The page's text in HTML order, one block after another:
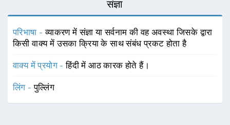
संज्ञा
परिभाषा -व्याकरण में संज्ञा या सर्वनाम की वह अवस्था जिसके द्वारा
किसी वाक्य में उसका क्रिया के साथ संबंध प्रकट होता है
वाक्य में प्रयोग -हिंदी में आठ कारक होते हैं।
लिंग -पुल्लिंग